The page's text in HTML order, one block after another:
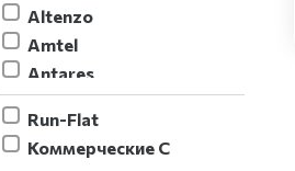
Altenzo
Amtel
Antares
AOSEN
Aplus
Arivo
Run-Flat
Коммерческие C